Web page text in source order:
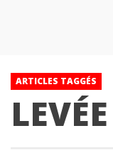
ARTICLES TAGGÉS